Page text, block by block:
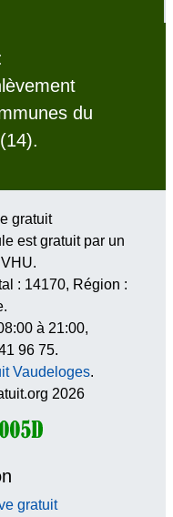
du
gratuit
est gratuit par un
: 14170, Région :
.
à 21:00,
96 75.
Vaudeloges.
2026
gratuit